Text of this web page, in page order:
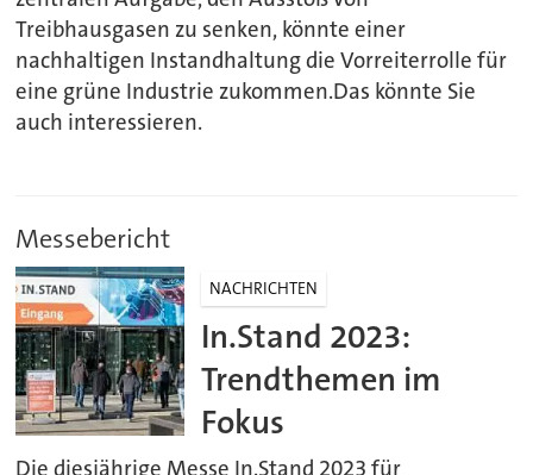
Treibhausgasen zu senken, könnte einer
nachhaltigen Instandhaltung die Vorreiterrolle für
eine grüne Industrie zukommen.Das könnte Sie
auch interessieren.
Messebericht
NACHRICHTEN
In.Stand 2023:
Trendthemen im
Fokus
Die diesjährige Messe In.Stand 2023 für